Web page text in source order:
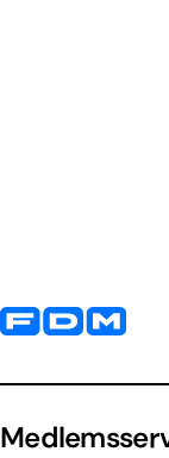
Yderligere